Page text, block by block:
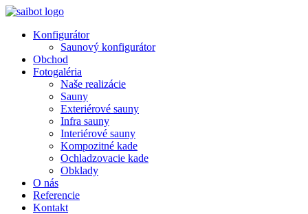
Preskočiť
obsah
Konfigurátor
Saunový konfigurátor
Obchod
Fotogaléria
Naše realizácie
Sauny
Exteriérové sauny
Infra sauny
Interiérové sauny
Kompozitné kade
Ochladzovacie kade
Obklady
O nás
Referencie
Kontakt